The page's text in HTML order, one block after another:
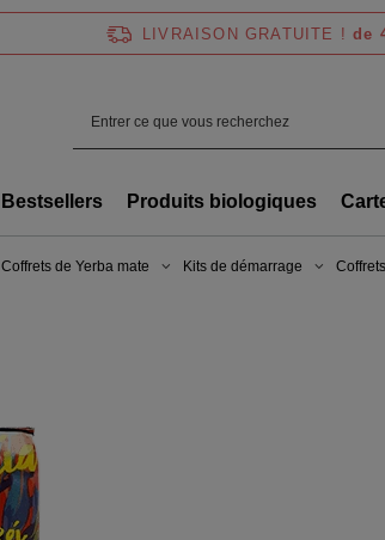
LIVRAISON GRATUITE ! de
Bestsellers Produits biologiques
Coffrets de Yerba mate Kits de démarrage